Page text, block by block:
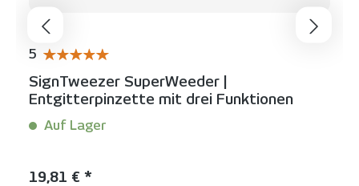
5
Durchschnittliche Bewertung von 5 von 5 Sternen
SignTweezer SuperWeeder |
Entgitterpinzette mit drei Funktionen
Auf Lager
Regulärer Preis:
19,81 € *